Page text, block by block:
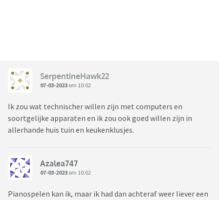
SerpentineHawk22
07-03-2023 om 10:02
Ik zou wat technischer willen zijn met computers en
soortgelijke apparaten en ik zou ook goed willen zijn in
allerhande huis tuin en keukenklusjes.
Azalea747
07-03-2023 om 10:02
Pianospelen kan ik, maar ik had dan achteraf weer liever een